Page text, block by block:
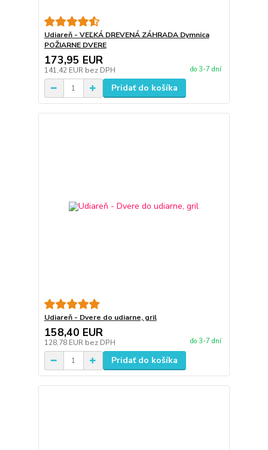
Udiareň - VEĽKÁ DREVENÁ ZÁHRADA Dymnica
POŽIARNE DVERE
173,95 EUR
141,42 EUR bez DPH do 3-7 dní
Pridať do košíka
Udiareň - Dvere do udiarne, gril
158,40 EUR
128,78 EUR bez DPH do 3-7 dní
Pridať do košíka